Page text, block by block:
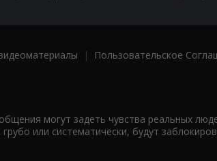
| Пользовательское
могут задеть чувства реальных
или систематически, будут